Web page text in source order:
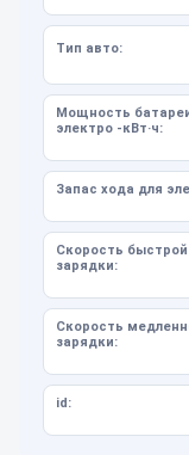
Тип авто:
Мощность
электро -кВт·ч:
Запас хода для
Скорость быстрой
зарядки:
Скорость
зарядки:
id: